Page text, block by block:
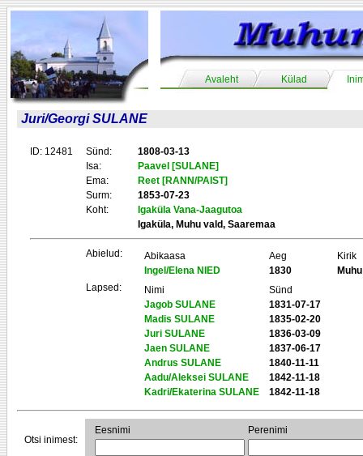
Avaleht Külad
Juri/Georgi SULANE
ID: 12481 Sünd:
1808-03-13
Isa:
Paavel [SULANE]
Ema:
Reet [RANN/PAIST]
Surm:
1853-07-23
Koht:
Igaküla Vana-Jaagutoa
Igaküla, Muhu vald, Saaremaa
Abielud: Abikaasa Aeg
Kirik
Ingel/Elena NIED
1830
Muhu
Lapsed:
Nimi
Sünd
Jagob SULANE
1831-07-17
Madis SULANE
1835-02-20
Juri SULANE
1836-03-09
Jaen SULANE
1837-06-17
Andrus SULANE
1840-11-11
Aadu/Aleksei SULANE
1842-11-18
Kadri/Ekaterina SULANE
1842-11-18
Otsi inimest:
Eesnimi Perenimi